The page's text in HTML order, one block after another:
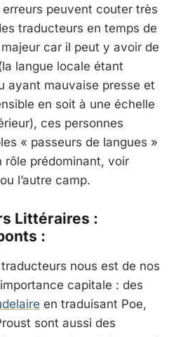
peuvent couter très
traducteurs en temps de
car il peut y avoir de
langue locale étant
ayant mauvaise presse et
en soit à une échelle
ces personnes
« passeurs de langues »
rôle prédominant, voir
l’autre camp.
Littéraires :
:
nous est de nos
capitale : des
en traduisant Poe,
sont aussi des